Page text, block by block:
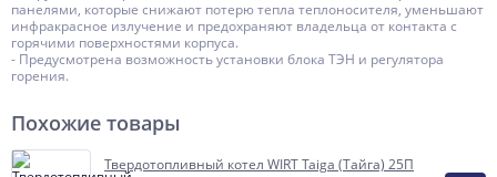
панелями, которые снижают потерю тепла теплоносителя, уменьшают
инфракрасное излучение и предохраняют владельца от контакта с
горячими поверхностями корпуса.
- Предусмотрена возможность установки блока ТЭН и регулятора
горения.
Похожие товары
Твердотопливный котел WIRT Taiga (Тайга) 25П